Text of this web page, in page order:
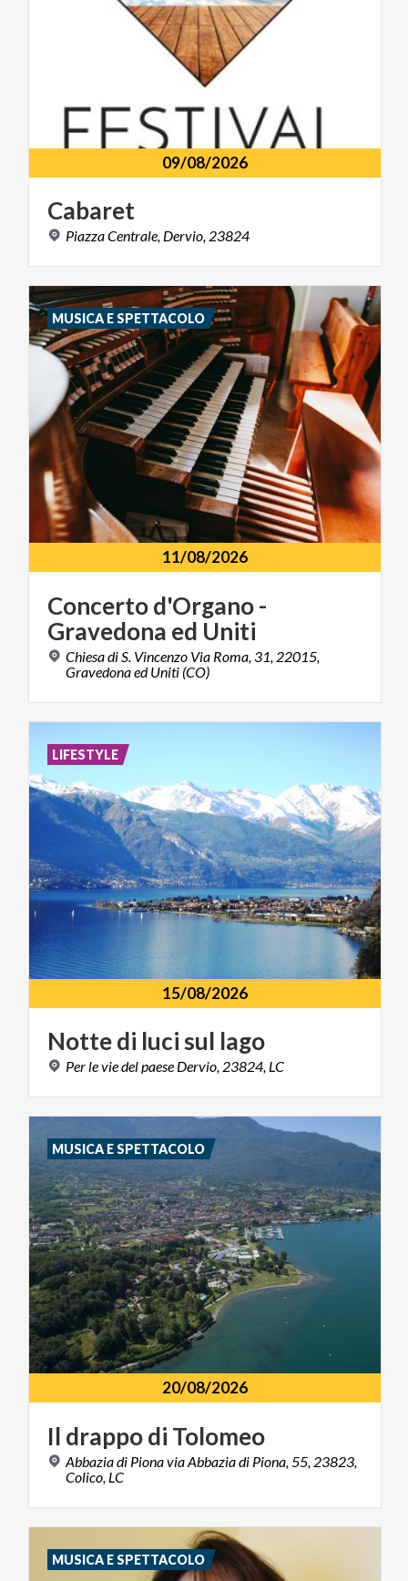
09/08/2026
Cabaret
PiazzaCentrale, Dervio, 23824
11/08/2026
Concertod'Organo-
Gravedona ed Uniti
Chiesa di S. Vincenzo Via Roma, 31, 22015,
Gravedona ed Uniti (CO)
MUSICA E SPETTACOLO
15/08/2026
Nottedi luci sul lago
Perleviedelpaese Dervio, 23824, LC
LIFESTYLE
20/08/2026
Il drappodi Tolomeo
Abbazia di Piona via Abbazia di Piona, 55, 23823,
Colico, LC
MUSICA E SPETTACOLO
MUSICA E SPETTACOLO